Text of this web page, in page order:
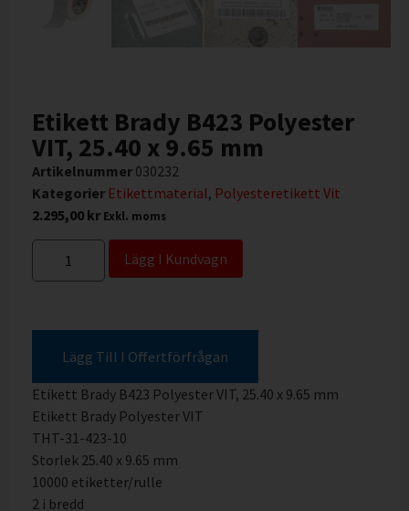
Etikett Brady B423 Polyester
VIT, 25.40 x 9.65 mm
Artikelnummer 030232
Kategorier Etikettmaterial, Polyesteretikett Vit
2.295,00 kr Exkl. moms
Lägg I Kundvagn
Lägg Till I Offertförfrågan
Etikett Brady B423 Polyester VIT, 25.40 x 9.65 mm
Etikett Brady Polyester VIT
THT-31-423-10
Storlek 25.40 x 9.65 mm
10000 etiketter/rulle
2 i bredd